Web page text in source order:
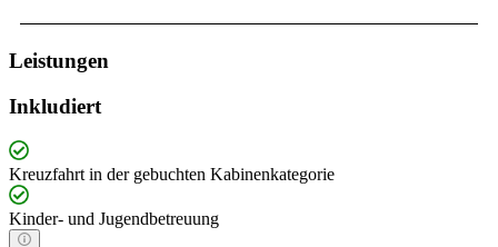
Leistungen
Inkludiert
Kreuzfahrt in der gebuchten Kabinenkategorie
Kinder- und Jugendbetreuung